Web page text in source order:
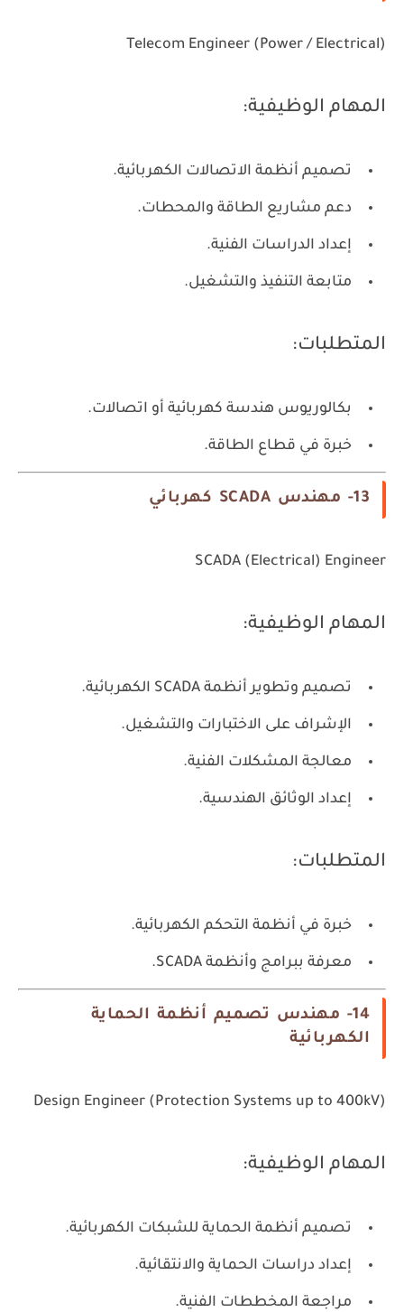
Telecom Engineer (Power / Electrical)
المهام الوظيفية:
تصميم أنظمة الاتصالات الكهربائية.
دعم مشاريع الطاقة والمحطات.
إعداد الدراسات الفنية.
متابعة التنفيذ والتشغيل.
المتطلبات:
بكالوريوس هندسة كهربائية أو اتصالات.
خبرة في قطاع الطاقة.
13- مهندس SCADA كهربائي
SCADA (Electrical) Engineer
المهام الوظيفية:
تصميم وتطوير أنظمة SCADA الكهربائية.
الإشراف على الاختبارات والتشغيل.
معالجة المشكلات الفنية.
إعداد الوثائق الهندسية.
المتطلبات:
خبرة في أنظمة التحكم الكهربائية.
معرفة ببرامج وأنظمة SCADA.
14- مهندس تصميم أنظمة الحماية
الكهربائية
Design Engineer (Protection Systems up to 400kV)
المهام الوظيفية:
تصميم أنظمة الحماية للشبكات الكهربائية.
إعداد دراسات الحماية والانتقائية.
مراجعة المخططات الفنية.